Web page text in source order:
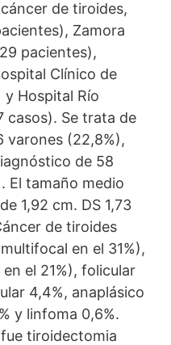
de tiroides,
Zamora
pacientes),
Clínico de
Hospital Río
casos). Se trata de
varones (22,8%),
de 58
El tamaño medio
1,92 cm. DS 1,73
de tiroides
en el 31%),
el 21%), folicular
4,4%, anaplásico
y linfoma 0,6%.
tiroidectomia